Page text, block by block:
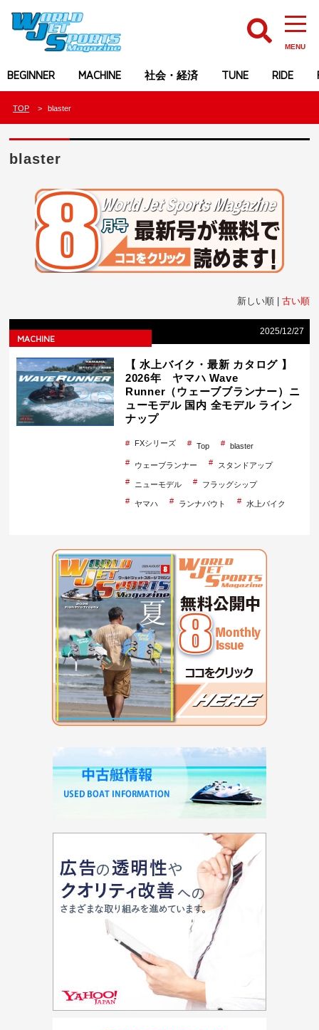
MENU
BEGINNER MACHINE 社会・経済 TUNE RIDE
TOP blaster
blaster
新しい順 | 古い順
2025/12/27
MACHINE
【 水上バイク・最新 カタログ 】
2026年 ヤマハ Wave
Runner（ウェーブブランナー）ニ
ューモデル 国内 全モデル ライン
ナップ
FXシリーズ Top blaster
ウェーブランナー スタンドアップ
ニューモデル フラッグシップ
ヤマハ ランナバウト 水上バイク